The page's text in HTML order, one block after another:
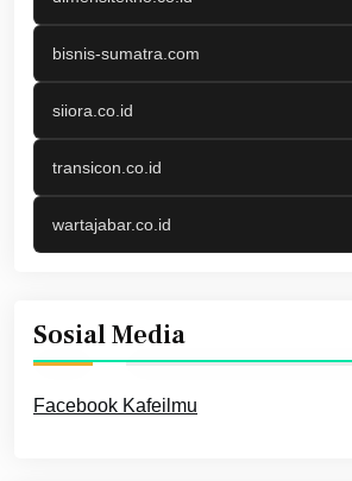
bisnis-sumatra.com
siiora.co.id
transicon.co.id
wartajabar.co.id
Sosial Media
Facebook Kafeilmu